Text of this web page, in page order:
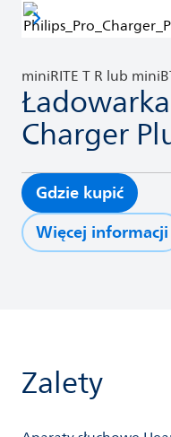
miniRITE T R lub
Charger
Gdzie kupić
Więcej informacji
Zalety